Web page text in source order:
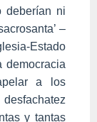
deberían ni
–
Estado
democracia
a los
y tantas